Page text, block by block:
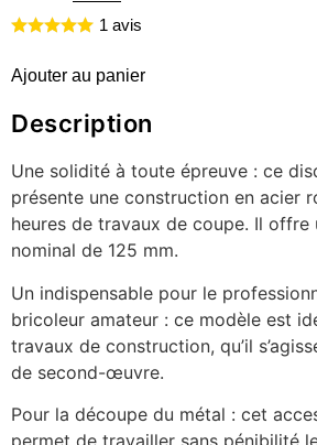
1 avis
Ajouter au panier
Description
Une solidité à toute épreuve : ce
présente une construction en acier
heures de travaux de coupe. Il offre
nominal de 125 mm.
Un indispensable pour le
bricoleur amateur : ce modèle est
travaux de construction, qu’il
de second-œuvre.
Pour la découpe du métal : cet